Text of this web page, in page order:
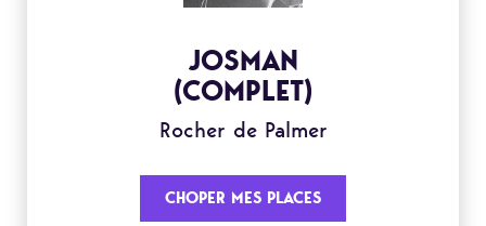
JOSMAN
(COMPLET)
Rocher de Palmer
CHOPER MES PLACES